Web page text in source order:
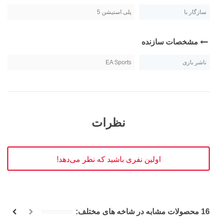
سازگار با پلی استیشن 5
مشخصات سازنده
ناشر بازی EA Sports
نظرات
اولین نفری باشید که نظر می‌دهد!
16 محصولات مشابه در شاخه های مختلف: